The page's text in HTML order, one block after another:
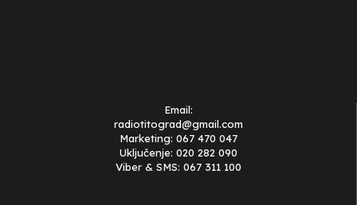
Email:
radiotitograd@gmail.com
Marketing: 067 470 047
Uključenje: 020 282 090
Viber & SMS: 067 311 100